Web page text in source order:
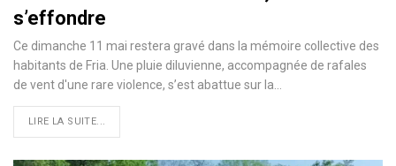
s’effondre
Ce dimanche 11 mai restera gravé dans la mémoire collective des
habitants de Fria. Une pluie diluvienne, accompagnée de rafales
de vent d'une rare violence, s’est abattue sur la…
LIRE LA SUITE...